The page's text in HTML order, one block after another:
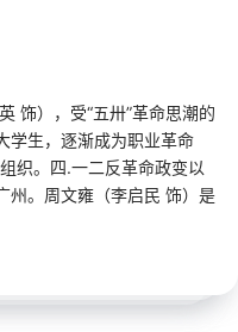
饰），受“五卅”革命思潮的
学生，逐渐成为职业革命
织。四.一二反革命政变以
州。周文雍（李启民 饰）是